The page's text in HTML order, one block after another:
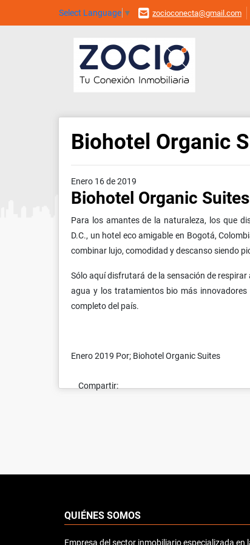
Select Language ▼ zocioconecta@gmail.com
Biohotel Organic
Enero 16 de 2019
Biohotel Organic Suites
Para los amantes de la naturaleza, los que
D.C., un hotel eco amigable en Bogotá,
combinar lujo, comodidad y descanso siendo
Sólo aquí disfrutará de la sensación de
agua y los tratamientos bio más
completo del país.
Enero 2019 Por; Biohotel Organic Suites
Compartir:
QUIÉNES SOMOS
Empresa del sector inmobiliario especializada en